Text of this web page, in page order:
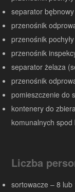
separator
przenośnik
przenośnik pochyły
przenośnik
separator żelaza
przenośnik
pomieszczenie do
kontenery do
komunalnych spod
Liczba
sortowacze – 8 lub